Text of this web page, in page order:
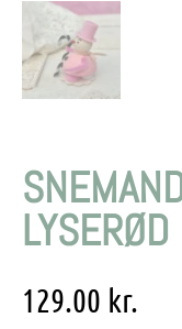
LYSERØD
129.00 kr.